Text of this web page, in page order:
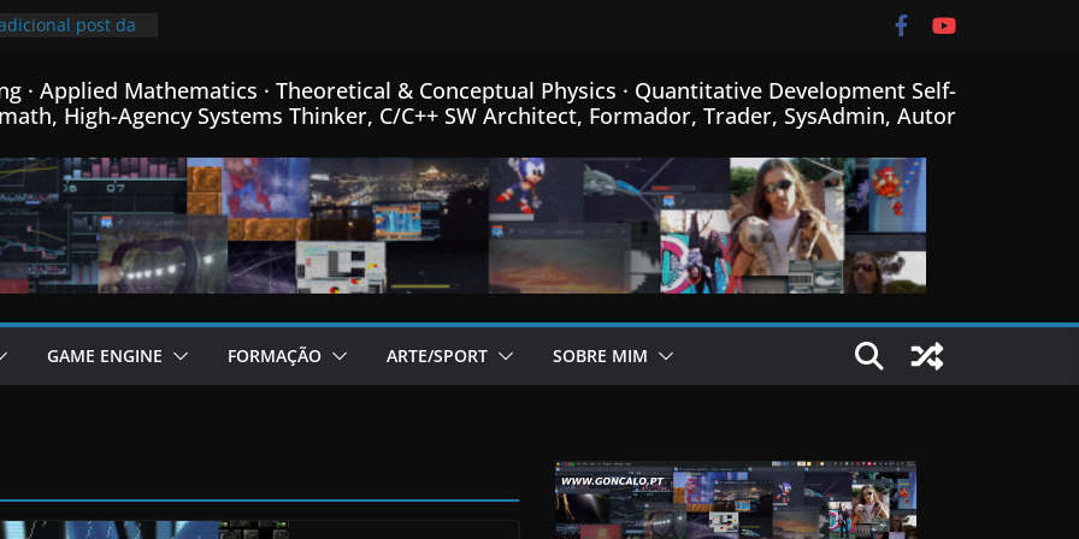
post da
linguagem
criada para
passo na
de Física
e Matemática…
mais que o
mais pequeno
C++…
fontes Bitmap,
· Applied Mathematics · Theoretical & Conceptual Physics · Quantitative Development Self-
High-Agency Systems Thinker, C/C++ SW Architect, Formador, Trader, SysAdmin, Autor
GAME ENGINE FORMAÇÃO ARTE/SPORT SOBRE MIM